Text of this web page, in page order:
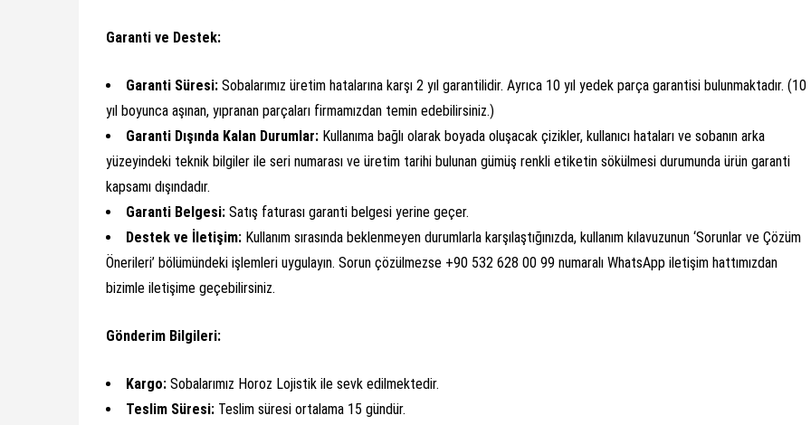
Garanti ve Destek:
Garanti Süresi: Sobalarımız üretim hatalarına karşı 2 yıl garantilidir. Ayrıca 10 yıl yedek parça garantisi bulunmaktadır. (10
yıl boyunca aşınan, yıpranan parçaları firmamızdan temin edebilirsiniz.)
Garanti Dışında Kalan Durumlar: Kullanıma bağlı olarak boyada oluşacak çizikler, kullanıcı hataları ve sobanın arka
yüzeyindeki teknik bilgiler ile seri numarası ve üretim tarihi bulunan gümüş renkli etiketin sökülmesi durumunda ürün garanti
kapsamı dışındadır.
Garanti Belgesi: Satış faturası garanti belgesi yerine geçer.
Destek ve İletişim: Kullanım sırasında beklenmeyen durumlarla karşılaştığınızda, kullanım kılavuzunun ‘Sorunlar ve Çözüm
Önerileri’ bölümündeki işlemleri uygulayın. Sorun çözülmezse +90 532 628 00 99 numaralı WhatsApp iletişim hattımızdan
bizimle iletişime geçebilirsiniz.
Gönderim Bilgileri:
Kargo: Sobalarımız Horoz Lojistik ile sevk edilmektedir.
Teslim Süresi: Teslim süresi ortalama 15 gündür.